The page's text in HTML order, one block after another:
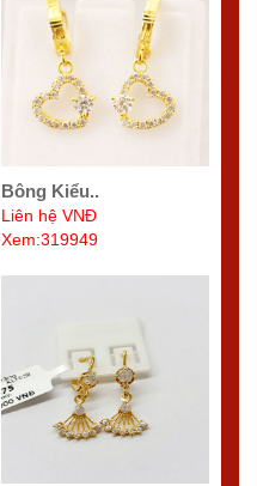
Bông Kiểu..
Liên hệ VNĐ
Xem:319949